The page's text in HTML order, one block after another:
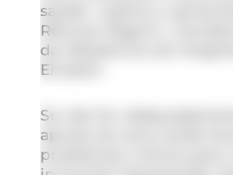
saúde”, explica o
Rômulo Negrini,
da Obstetrícia do
Einstein.
Se não for
apneia do sono pode
problemas críticos para a